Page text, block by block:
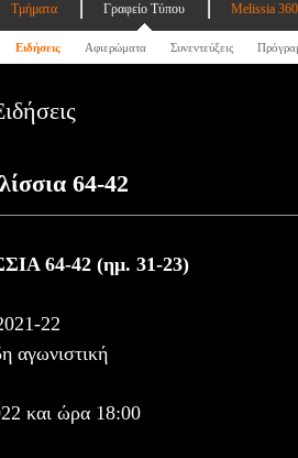
Τμήματα Γραφείο Τύπου Melissia
Ειδήσεις Αφιερώματα Συνεντεύξεις
64-42
64-42 (ημ. 31-23)
22
αγωνιστική
και ώρα 18:00